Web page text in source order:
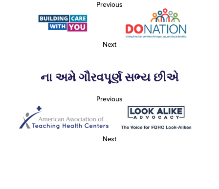
Previous
Next
ના અમે ગૌરવપૂર્ણ સભ્ય છીએ
Previous
Next